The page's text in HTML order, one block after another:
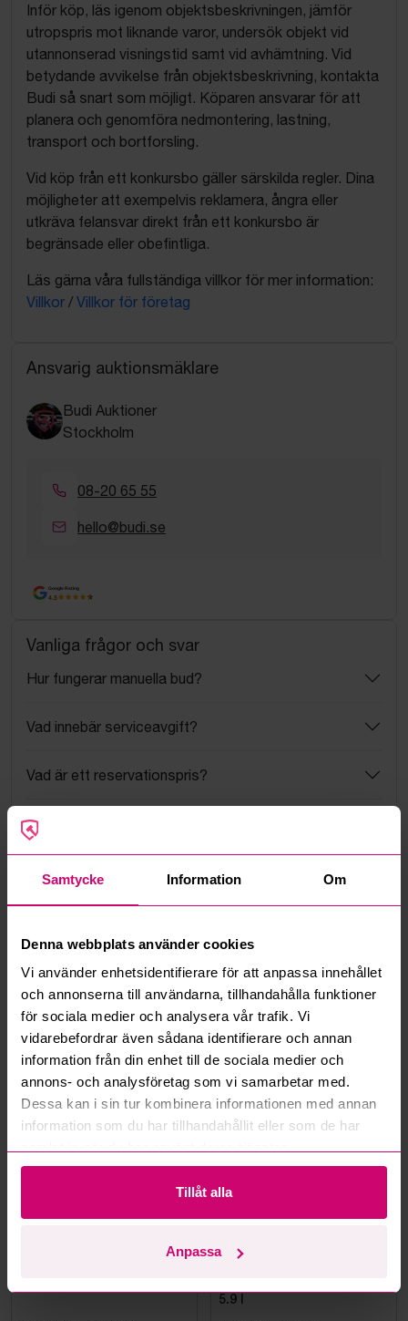
Samtycke Information Om
Denna webbplats använder cookies
Vi använder enhetsidentifierare för att anpassa innehållet
och annonserna till användarna, tillhandahålla funktioner
för sociala medier och analysera vår trafik. Vi
vidarebefordrar även sådana identifierare och annan
information från din enhet till de sociala medier och
annons- och analysföretag som vi samarbetar med.
Dessa kan i sin tur kombinera informationen med annan
information som du har tillhandahållit eller som de har
Tillåt alla
Anpassa
Inför köp, läs igenom objektsbeskrivningen, jämför
utropspris mot liknande varor, undersök objekt vid
utannonserad visningstid samt vid avhämtning. Vid
betydande avvikelse från objektsbeskrivning, kontakta
Budi så snart som möjligt. Köparen ansvarar för att
planera och genomföra nedmontering, lastning,
transport och bortforsling.
Vid köp från ett konkursbo gäller särskilda regler. Dina
möjligheter att exempelvis reklamera, ångra eller
utkräva felansvar direkt från ett konkursbo är
begränsade eller obefintliga.
Läs gärna våra fullständiga villkor för mer information:
Villkor / Villkor för företag
Ansvarig auktionsmäklare
Budi Auktioner
Stockholm
08-20 65 55
hello@budi.se
Google Rating
4.5
Vanliga frågor och svar
Hur fungerar manuella bud?
Vad innebär serviceavgift?
Vad är ett reservationspris?
Hur fungerar maxbud?
Hur fungerar budmotorn?
Kan ni frakta mina vunna objekt?
Läs fler frågor och svar
Mer från samma kategori
5d 5h Stockholm
5.9 l